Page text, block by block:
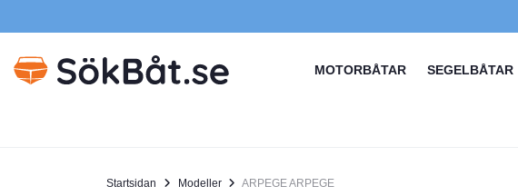
MOTORBÅTAR SEGELBÅTAR
Startsidan Modeller ARPEGE ARPEGE